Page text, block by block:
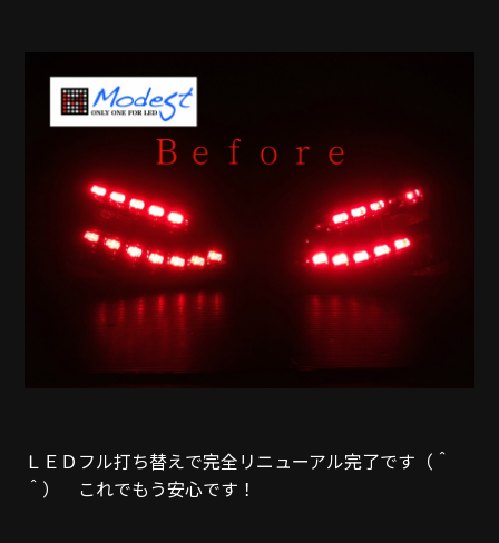
ＬＥＤフル打ち替えで完全リニューアル完了です（＾
＾） これでもう安心です！